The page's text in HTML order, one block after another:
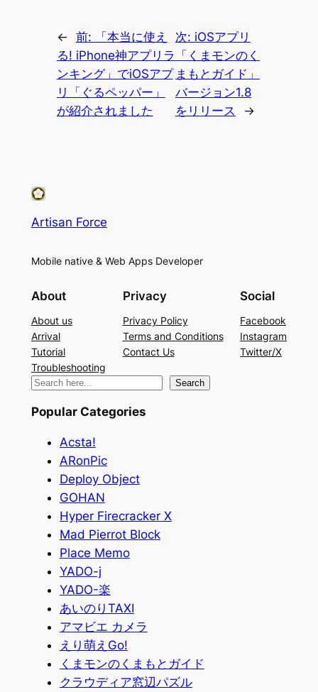
← 前:
「本当に使え
る! iPhone神アプリラ
ンキング」でiOSアプ
リ「ぐるペッパー」
が紹介されました
次: iOSアプリ
「くまモンのく
まもとガイド」
バージョン1.8
をリリース
→
Artisan Force
Mobile native & Web Apps Developer
About
About us
Arrival
Tutorial
Troubleshooting
Privacy
Privacy Policy
Terms and Conditions
Contact Us
Social
Facebook
Instagram
Twitter/X
検
Search
Popular Categories
Acsta!
ARonPic
Deploy Object
GOHAN
Hyper Firecracker X
Mad Pierrot Block
Place Memo
YADO-j
YADO-楽
あいのりTAXI
アマビエ カメラ
えり萌えGo!
くまモンのくまもとガイド
クラウディア窓辺パズル